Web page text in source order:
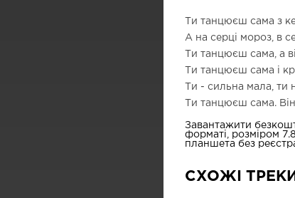
Ти танцюєш сама з
А на серці мороз, в
Ти танцюєш сама, а
Ти танцюєш сама і
Ти - сильна мала, ти
Ти танцюєш сама.
Завантажити
форматі, розміром
планшета без
СХОЖІ ТРЕКИ